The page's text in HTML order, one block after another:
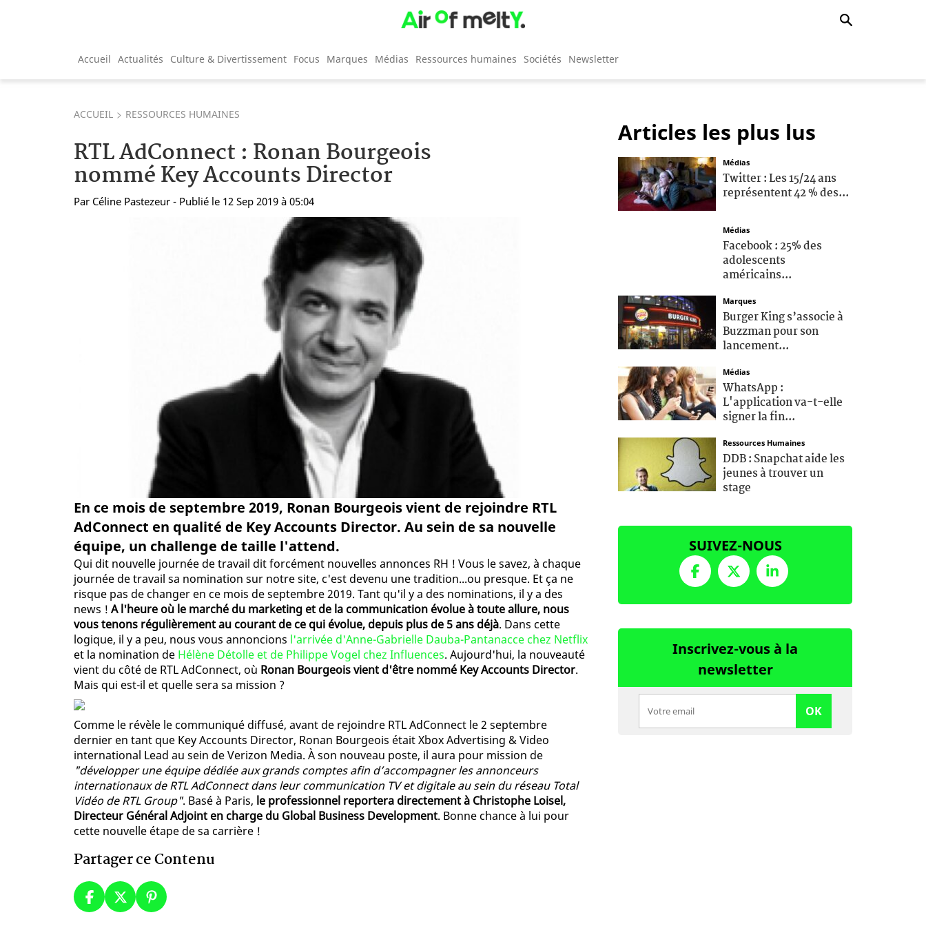
Accueil Actualités Culture & Divertissement Focus Marques Médias Ressources humaines Sociétés Newsletter
ACCUEIL RESSOURCES HUMAINES
RTL AdConnect : Ronan Bourgeois
nommé Key Accounts Director
Par Céline Pastezeur - Publié le 12 Sep 2019 à 05:04
En ce mois de septembre 2019, Ronan Bourgeois vient de rejoindre RTL
AdConnect en qualité de Key Accounts Director. Au sein de sa nouvelle
équipe, un challenge de taille l'attend.
Qui dit nouvelle journée de travail dit forcément nouvelles annonces RH ! Vous le savez, à chaque
journée de travail sa nomination sur notre site, c'est devenu une tradition...ou presque. Et ça ne
risque pas de changer en ce mois de septembre 2019. Tant qu'il y a des nominations, il y a des
news ! A l'heure où le marché du marketing et de la communication évolue à toute allure, nous
vous tenons régulièrement au courant de ce qui évolue, depuis plus de 5 ans déjà. Dans cette
logique, il y a peu, nous vous annoncions l'arrivée d'Anne-Gabrielle Dauba-Pantanacce chez Netflix
et la nomination de Hélène Détolle et de Philippe Vogel chez Influences. Aujourd'hui, la nouveauté
vient du côté de RTL AdConnect, où Ronan Bourgeois vient d'être nommé Key Accounts Director.
Mais qui est-il et quelle sera sa mission ?
Comme le révèle le communiqué diffusé, avant de rejoindre RTL AdConnect le 2 septembre
dernier en tant que Key Accounts Director, Ronan Bourgeois était Xbox Advertising & Video
international Lead au sein de Verizon Media. À son nouveau poste, il aura pour mission de
"développer une équipe dédiée aux grands comptes afin d’accompagner les annonceurs
internationaux de RTL AdConnect dans leur communication TV et digitale au sein du réseau Total
Vidéo de RTL Group". Basé à Paris, le professionnel reportera directement à Christophe Loisel,
Directeur Général Adjoint en charge du Global Business Development. Bonne chance à lui pour
cette nouvelle étape de sa carrière !
Partager ce Contenu
Articles les plus lus
Médias
Twitter : Les 15/24 ans
représentent 42 % des...
Médias
Facebook : 25% des
adolescents
américains...
Marques
Burger King s’associe à
Buzzman pour son
lancement...
Médias
WhatsApp :
L'application va-t-elle
signer la fin...
Ressources Humaines
DDB : Snapchat aide les
jeunes à trouver un
stage
SUIVEZ-NOUS
Inscrivez-vous à la
newsletter
OK